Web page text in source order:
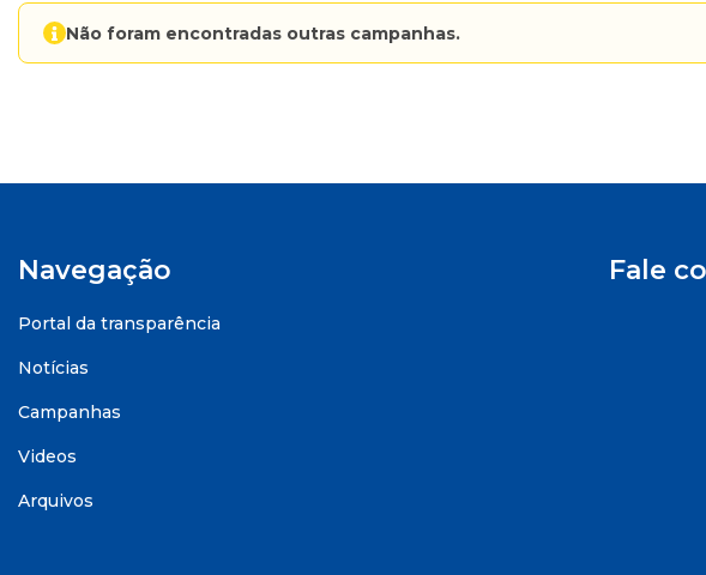
Não foram encontradas outras campanhas.
Navegação
Portal da transparência
Notícias
Campanhas
Videos
Arquivos
Fale